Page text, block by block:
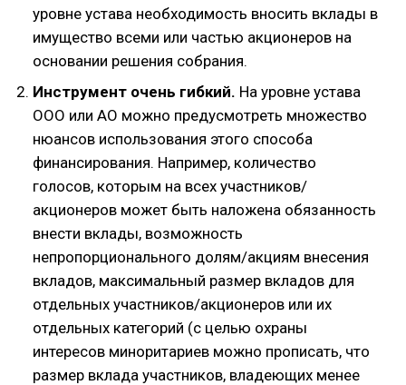
уровне устава необходимость вносить вклады в
имущество всеми или частью акционеров на
основании решения собрания.
Инструмент очень гибкий. На уровне устава
ООО или АО можно предусмотреть множество
нюансов использования этого способа
финансирования. Например, количество
голосов, которым на всех участников/
акционеров может быть наложена обязанность
внести вклады, возможность
непропорционального долям/акциям внесения
вкладов, максимальный размер вкладов для
отдельных участников/акционеров или их
отдельных категорий (с целью охраны
интересов миноритариев можно прописать, что
размер вклада участников, владеющих менее